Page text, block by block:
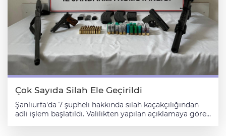
Çok Sayıda Silah Ele Geçirildi
Şanlıurfa'da 7 şüpheli hakkında silah kaçakçılığından
adli işlem başlatıldı. Valilikten yapılan açıklamaya göre,